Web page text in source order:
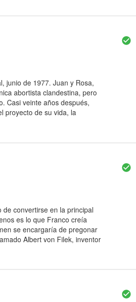
junio de 1977. Juan y Rosa,
abortista clandestina, pero
Casi veinte años después,
proyecto de su vida, la
convertirse en la principal
es lo que Franco creía
se encargaría de pregonar
Albert von Filek, inventor